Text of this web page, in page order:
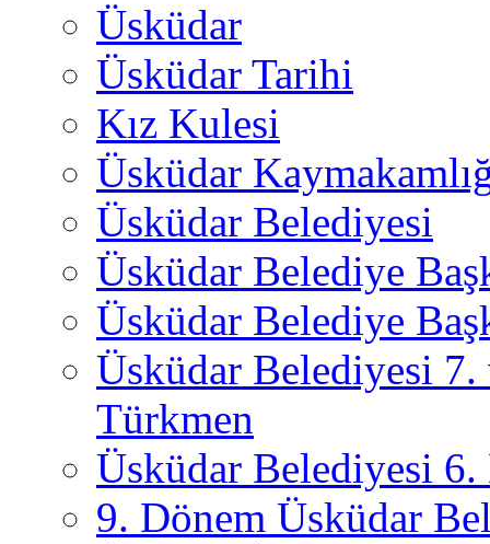
Üsküdar
Üsküdar Tarihi
Kız Kulesi
Üsküdar
Üsküdar Belediyesi
Üsküdar Belediye
Üsküdar Belediye
Üsküdar Belediyesi
Türkmen
Üsküdar Belediyesi 6.
9. Dönem Üsküdar